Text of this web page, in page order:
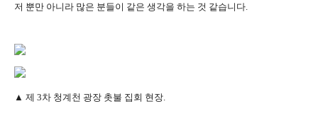
저 뿐만 아니라 많은 분들이 같은 생각을 하는 것 같습니다.
▲ 제 3차 청계천 광장 촛불 집회 현장.